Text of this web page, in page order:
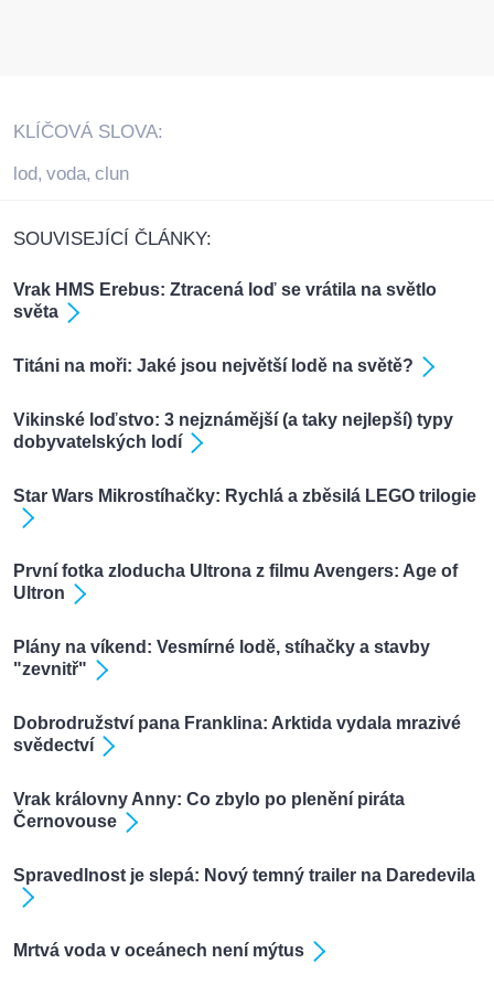
KLÍČOVÁ SLOVA:
lod, voda, clun
SOUVISEJÍCÍ ČLÁNKY:
Vrak HMS Erebus: Ztracená loď se vrátila na světlo
světa
Titáni na moři: Jaké jsou největší lodě na světě?
Vikinské loďstvo: 3 nejznámější (a taky nejlepší) typy
dobyvatelských lodí
Star Wars Mikrostíhačky: Rychlá a zběsilá LEGO trilogie
První fotka zloducha Ultrona z filmu Avengers: Age of
Ultron
Plány na víkend: Vesmírné lodě, stíhačky a stavby
"zevnitř"
Dobrodružství pana Franklina: Arktida vydala mrazivé
svědectví
Vrak královny Anny: Co zbylo po plenění piráta
Černovouse
Spravedlnost je slepá: Nový temný trailer na Daredevila
Mrtvá voda v oceánech není mýtus